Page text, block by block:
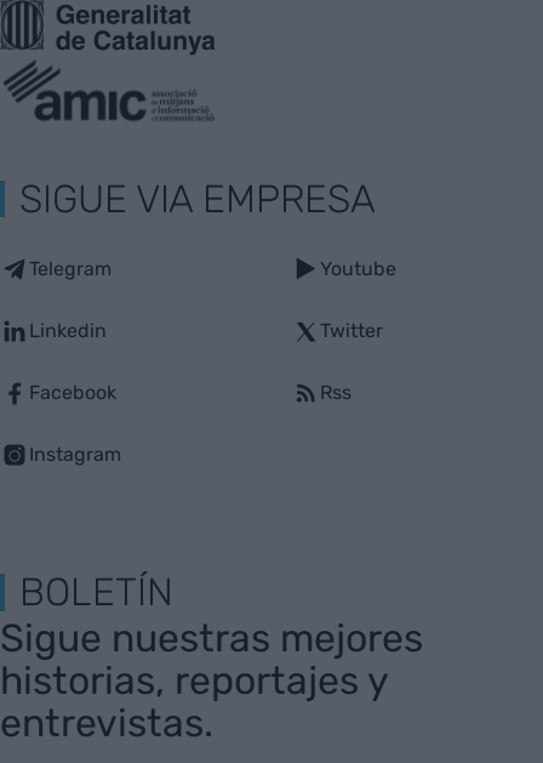
SIGUE VIA EMPRESA
Telegram
Linkedin
Facebook
Instagram
Youtube
Twitter
Rss
BOLETÍN
Sigue nuestras mejores
historias, reportajes y
entrevistas.